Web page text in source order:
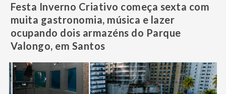
Festa Inverno Criativo começa sexta com
muita gastronomia, música e lazer
ocupando dois armazéns do Parque
Valongo, em Santos